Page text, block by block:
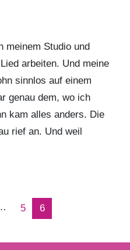
meinem Studio und
arbeiten. Und meine
sinnlos auf einem
genau dem, wo ich
kam alles anders. Die
rief an. Und weil
5 6